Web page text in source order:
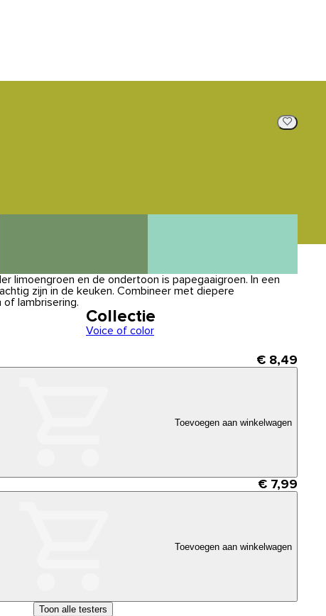
limoengroen en de ondertoon is papegaaigroen. In een
zijn in de keuken. Combineer met diepere
lambrisering.
Collectie
Voice of color
€ 8,49
Toevoegen aan winkelwagen
€ 7,99
Toevoegen aan winkelwagen
Toon alle testers